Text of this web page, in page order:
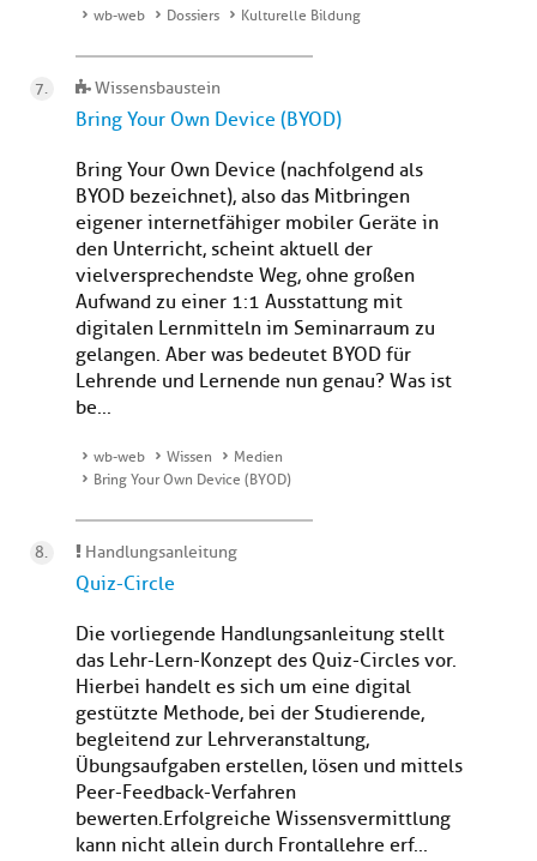
wb-web Dossiers Kulturelle Bildung
Wissensbaustein
Bring Your Own Device (BYOD)
Bring Your Own Device (nachfolgend als
BYOD bezeichnet), also das Mitbringen
eigener internetfähiger mobiler Geräte in
den Unterricht, scheint aktuell der
vielversprechendste Weg, ohne großen
Aufwand zu einer 1:1 Ausstattung mit
digitalen Lernmitteln im Seminarraum zu
gelangen. Aber was bedeutet BYOD für
Lehrende und Lernende nun genau? Was ist
be...
wb-web Wissen
Medien
Bring Your Own Device (BYOD)
Handlungsanleitung
Quiz-Circle
Die vorliegende Handlungsanleitung stellt
das Lehr-Lern-Konzept des Quiz-Circles vor.
Hierbei handelt es sich um eine digital
gestützte Methode, bei der Studierende,
begleitend zur Lehrveranstaltung,
Übungsaufgaben erstellen, lösen und mittels
Peer-Feedback-Verfahren
bewerten.Erfolgreiche Wissensvermittlung
kann nicht allein durch Frontallehre erf...